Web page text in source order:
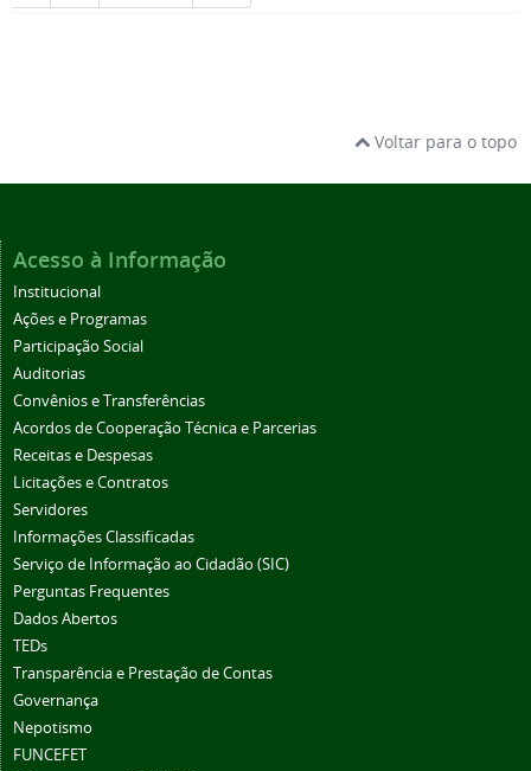
Voltar para o topo
Acesso à Informação
Institucional
Ações e Programas
Participação Social
Auditorias
Convênios e Transferências
Acordos de Cooperação Técnica e Parcerias
Receitas e Despesas
Licitações e Contratos
Servidores
Informações Classificadas
Serviço de Informação ao Cidadão (SIC)
Perguntas Frequentes
Dados Abertos
TEDs
Transparência e Prestação de Contas
Governança
Nepotismo
FUNCEFET